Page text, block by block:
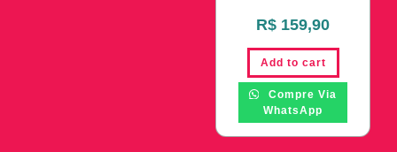
R$ 159,90
Add to cart
Compre Via
WhatsApp